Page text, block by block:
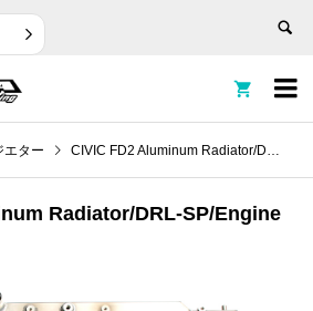


エター CIVIC FD2 Aluminum Radiator/DRL-SP/Engine
Radiator/DRL-SP/Engine